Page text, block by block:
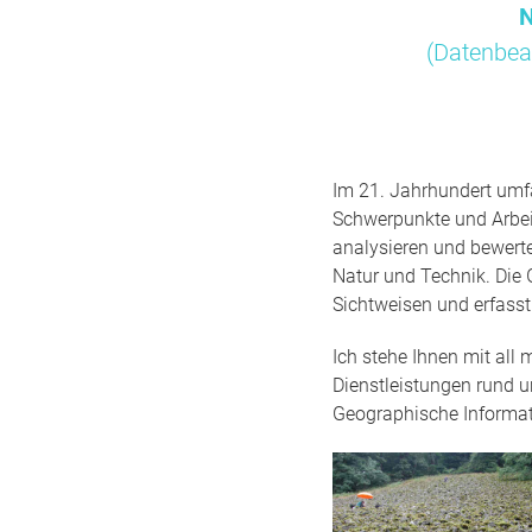
Im 21. Jahrhundert
Schwerpunkte und
analysieren und
Natur und Technik.
Sichtweisen und
Ich stehe Ihnen mit all
Dienstleistungen rund
Geographische